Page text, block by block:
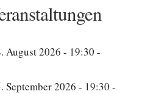
August 2026 - 19:30 -
September 2026 - 19:30 -